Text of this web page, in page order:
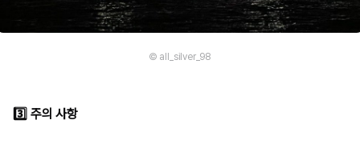
© all_silver_98
3️⃣ 주의 사항